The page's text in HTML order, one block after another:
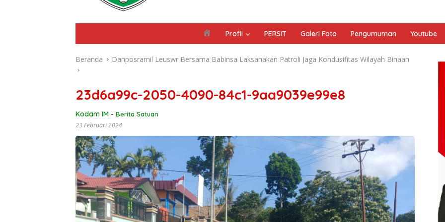
e
a
Profil PERSIT Galeri Foto Pengumuman Youtube
Beranda Danposramil Leuswr Bersama Babinsa Laksanakan Patroli Jaga Kondusifitas Wilayah Binaan
23d6a99c-2050-4090-84c1-9aa9039e99e8
Kodam IM - Berita Satuan
23 Februari 2024